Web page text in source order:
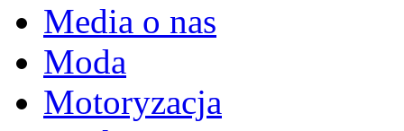
Media o nas
Moda
Motoryzacja